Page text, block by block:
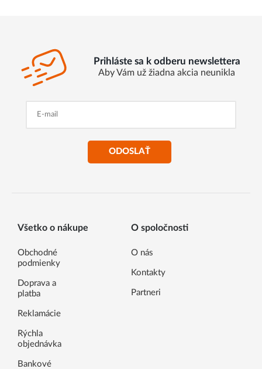
Prihláste sa k odberu newslettera
Aby Vám už žiadna akcia neunikla
ODOSLAŤ
Všetko o nákupe
Obchodné
podmienky
Doprava a
platba
Reklamácie
Rýchla
objednávka
Bankové
O spoločnosti
O nás
Kontakty
Partneri